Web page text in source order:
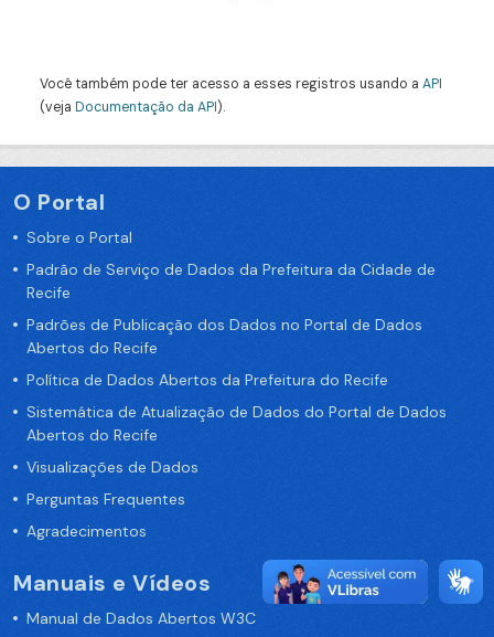
Você também pode ter acesso a esses registros usando a API
(veja Documentação da API).
O Portal
Sobre o Portal
Padrão de Serviço de Dados da Prefeitura da Cidade de
Recife
Padrões de Publicação dos Dados no Portal de Dados
Abertos do Recife
Política de Dados Abertos da Prefeitura do Recife
Sistemática de Atualização de Dados do Portal de Dados
Abertos do Recife
Visualizações de Dados
Perguntas Frequentes
Agradecimentos
Manuais e Vídeos
Manual de Dados Abertos W3C